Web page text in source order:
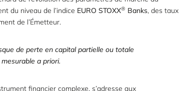
du niveau de l’indice EURO STOXX® Banks, des taux
de l’Émetteur.
de perte en capital partielle ou totale
a priori.
financier complexe, s’adresse aux